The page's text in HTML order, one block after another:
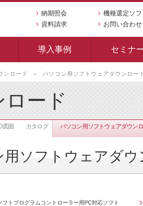
納期照会
機種選定ソ
資料請求
お問い合わせ
導入事例 セミナ
ンロード パソコン用ソフトウェアダウンロー
ロード
図面 カタログ パソコン用ソフトウェアダウン
用ソフトウェアダウ
フトプログラムコントローラー用PC対応ソフト